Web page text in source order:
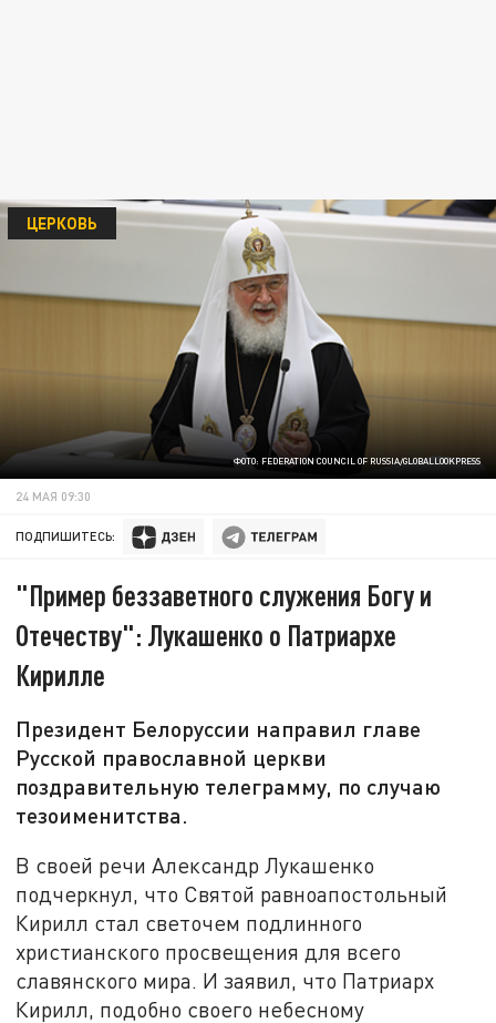
ФОТО: FEDERATION COUNCIL OF RUSSIA/GLOBALLOOKPRESS
ЦЕРКОВЬ
24 МАЯ 09:30
ПОДПИШИТЕСЬ:
"Пример беззаветного служения Богу и
Отечеству": Лукашенко о Патриархе
Кирилле
Президент Белоруссии направил главе
Русской православной церкви
поздравительную телеграмму, по случаю
тезоименитства.
В своей речи Александр Лукашенко
подчеркнул, что Святой равноапостольный
Кирилл стал светочем подлинного
христианского просвещения для всего
славянского мира. И заявил, что Патриарх
Кирилл, подобно своего небесному